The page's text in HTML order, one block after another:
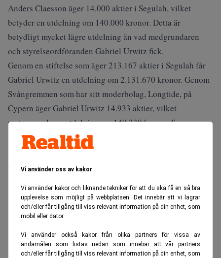
Vi använder oss av kakor
Vi använder kakor och liknande tekniker för att du ska få en så bra
upplevelse som möjligt på webbplatsen. Det innebär att vi lagrar
och/eller får tillgång till viss relevant information på din enhet, som
mobil eller dator.
Vi använder också kakor från olika partners för vissa av
ändamålen som listas nedan som innebär att vår partners
och/eller får tillgång till viss relevant information på din enhet, som
Anders Claesson äger 14.000 aktier i Segulah, vilket
betyder en utdelning om 140.000 kronor. Detta är
betydligt mycket lägre utdelning än vad medgrundaren
och styrelseordföranden Gabriel Urwitz fick.
Genom en stiftelse som äger 213.167 aktier i Segulah får
Gabriel Urwitz en utdelning om 2.131.670 kronor. Genom
Svångremmen som har sitt moderbolag, Longtide, på
Cypern äger Gabriel Urwitz 14.933 aktier, vilket
motsvarande en utdelning om 149.330 kronor. Som
partner äger han även 161.550 aktier, motsvarande
1.615.500 kronor. Därutöver plockar även hans tre barn
och hustru in en utdelning om 1.700.000 kronor.
ANNONS